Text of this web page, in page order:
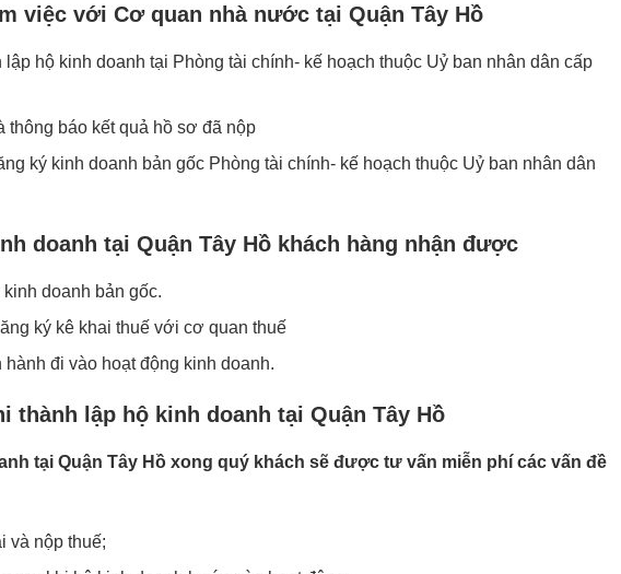
việc với Cơ quan nhà nước tại Quận Tây Hồ
hộ kinh doanh tại Phòng tài chính- kế hoạch thuộc Uỷ ban nhân dân cấp
thông báo kết quả hồ sơ đã nộp
ký kinh doanh bản gốc Phòng tài chính- kế hoạch thuộc Uỷ ban nhân dân
doanh tại Quận Tây Hồ khách hàng nhận được
doanh bản gốc.
ký kê khai thuế với cơ quan thuế
đi vào hoạt động kinh doanh.
thành lập hộ kinh doanh tại Quận Tây Hồ
tại Quận Tây Hồ xong quý khách sẽ được tư vấn miễn phí các vấn đề
và nộp thuế;